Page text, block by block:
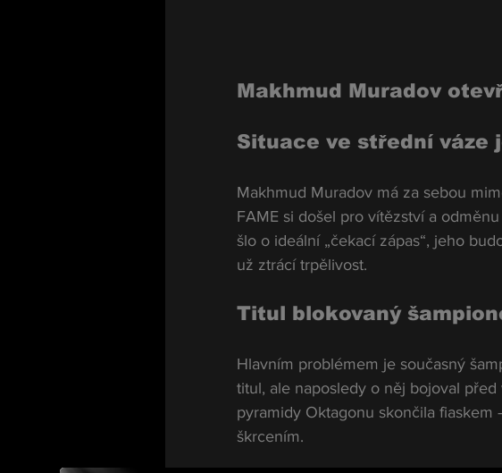
Makhmud Muradov
Situace ve střední váze
Makhmud Muradov má za sebou
FAME si došel pro vítězství a
šlo o ideální „čekací zápas“, jeho
už ztrácí trpělivost.
Titul blokovaný
Hlavním problémem je současný
titul, ale naposledy o něj bojoval
pyramidy Oktagonu skončila
škrcením.